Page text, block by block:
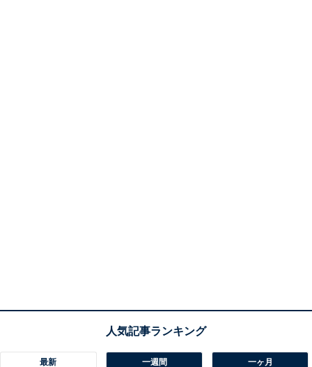
最新 一週間 一ヶ月